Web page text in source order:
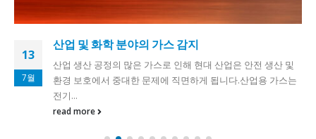
13
7월
산업 및 화학 분야의 가스 감지
산업 생산 공정의 많은 가스로 인해 현대 산업은 안전 생산 및
환경 보호에서 중대한 문제에 직면하게 됩니다.산업용 가스는
전기...
read more